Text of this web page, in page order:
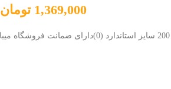
1,369,000 تومان